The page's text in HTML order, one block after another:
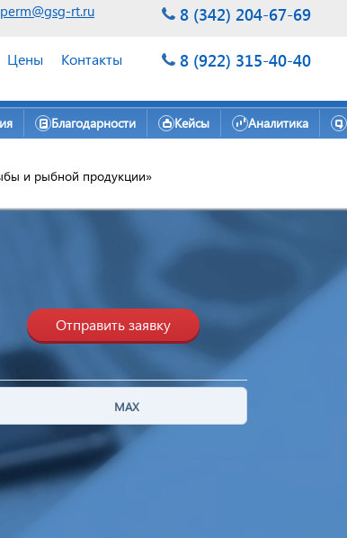
perm@gsg-rt.ru 8 (342) 204-67-69
Цены Контакты 8 (922) 315-40-40
Благодарности Кейсы Аналитика
и рыбной продукции»
Отправить заявку
MAX